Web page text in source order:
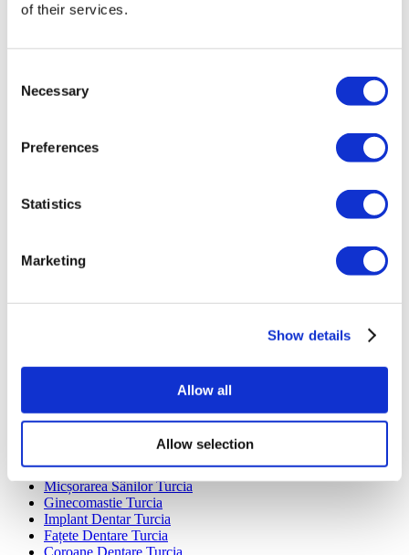
of their services.
Selection
Necessary
Preferences
Statistics
Marketing
Show details
Allow all
Allow selection
Politica de confidențialitate
Politica de anulare
Gastric Sleeve Turcia
Implanturi Mamare Turcia
Micșorarea Sânilor Turcia
Ginecomastie Turcia
Implant Dentar Turcia
Fațete Dentare Turcia
Coroane Dentare Turcia